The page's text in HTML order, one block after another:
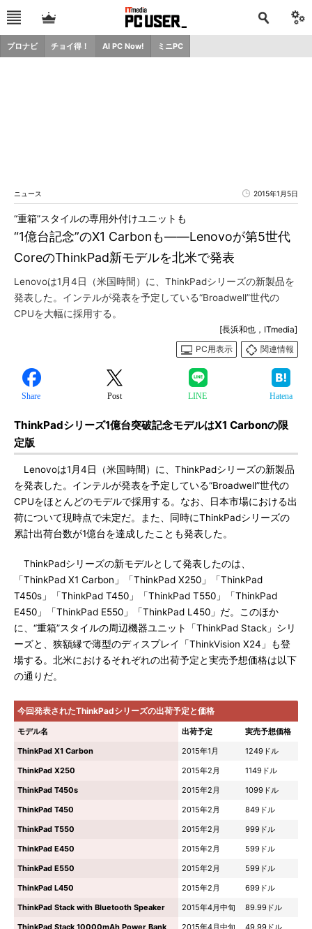
プロナビ チョイ得！ AI PC Now! ミニPC
ニュース 2015年1月5日
“1億台記念”のX1 Carbonも――Lenovoが第5世代
CoreのThinkPad新モデルを北米で発表
“重箱”スタイルの専用外付けユニットも
Lenovoは1月4日（米国時間）に、ThinkPadシリーズの新製品を
発表した。インテルが発表を予定している“Broadwell”世代の
CPUを大幅に採用する。
[長浜和也，ITmedia]
PC用表示
関連情報
Share Post LINE Hatena
ThinkPadシリーズ1億台突破記念モデルはX1 Carbonの限
定版
Lenovoは1月4日（米国時間）に、ThinkPadシリーズの新製品
を発表した。インテルが発表を予定している“Broadwell”世代の
CPUをほとんどのモデルで採用する。なお、日本市場における出
荷について現時点で未定だ。また、同時にThinkPadシリーズの
累計出荷台数が1億台を達成したことも発表した。
ThinkPadシリーズの新モデルとして発表したのは、
「ThinkPad X1 Carbon」「ThinkPad X250」「ThinkPad
T450s」「ThinkPad T450」「ThinkPad T550」「ThinkPad
E450」「ThinkPad E550」「ThinkPad L450」だ。このほか
に、“重箱”スタイルの周辺機器ユニット「ThinkPad Stack」シリ
ーズと、狭額縁で薄型のディスプレイ「ThinkVision X24」も登
場する。北米におけるそれぞれの出荷予定と実売予想価格は以下
の通りだ。
今回発表されたThinkPadシリーズの出荷予定と価格
モデル名 出荷予定
実売予想価格
ThinkPad X1 Carbon
2015年1月
1249ドル
ThinkPad X250
2015年2月
1149ドル
ThinkPad T450s
2015年2月
1099ドル
ThinkPad T450
2015年2月
849ドル
ThinkPad T550
2015年2月
999ドル
ThinkPad E450
2015年2月
599ドル
ThinkPad E550
2015年2月
599ドル
ThinkPad L450
2015年2月
699ドル
ThinkPad Stack with Bluetooth Speaker
2015年4月中旬
89.99ドル
ThinkPad Stack 10000mAh Power Bank
2015年4月中旬
49.99ドル